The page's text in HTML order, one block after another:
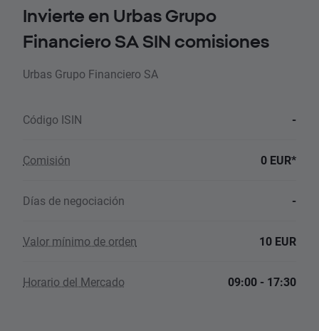
Invierte en Urbas Grupo
Financiero SA SIN comisiones
Urbas Grupo Financiero SA
Código ISIN -
Comisión 0 EUR*
Días de negociación -
Valor mínimo de orden 10 EUR
Horario del Mercado 09:00 - 17:30